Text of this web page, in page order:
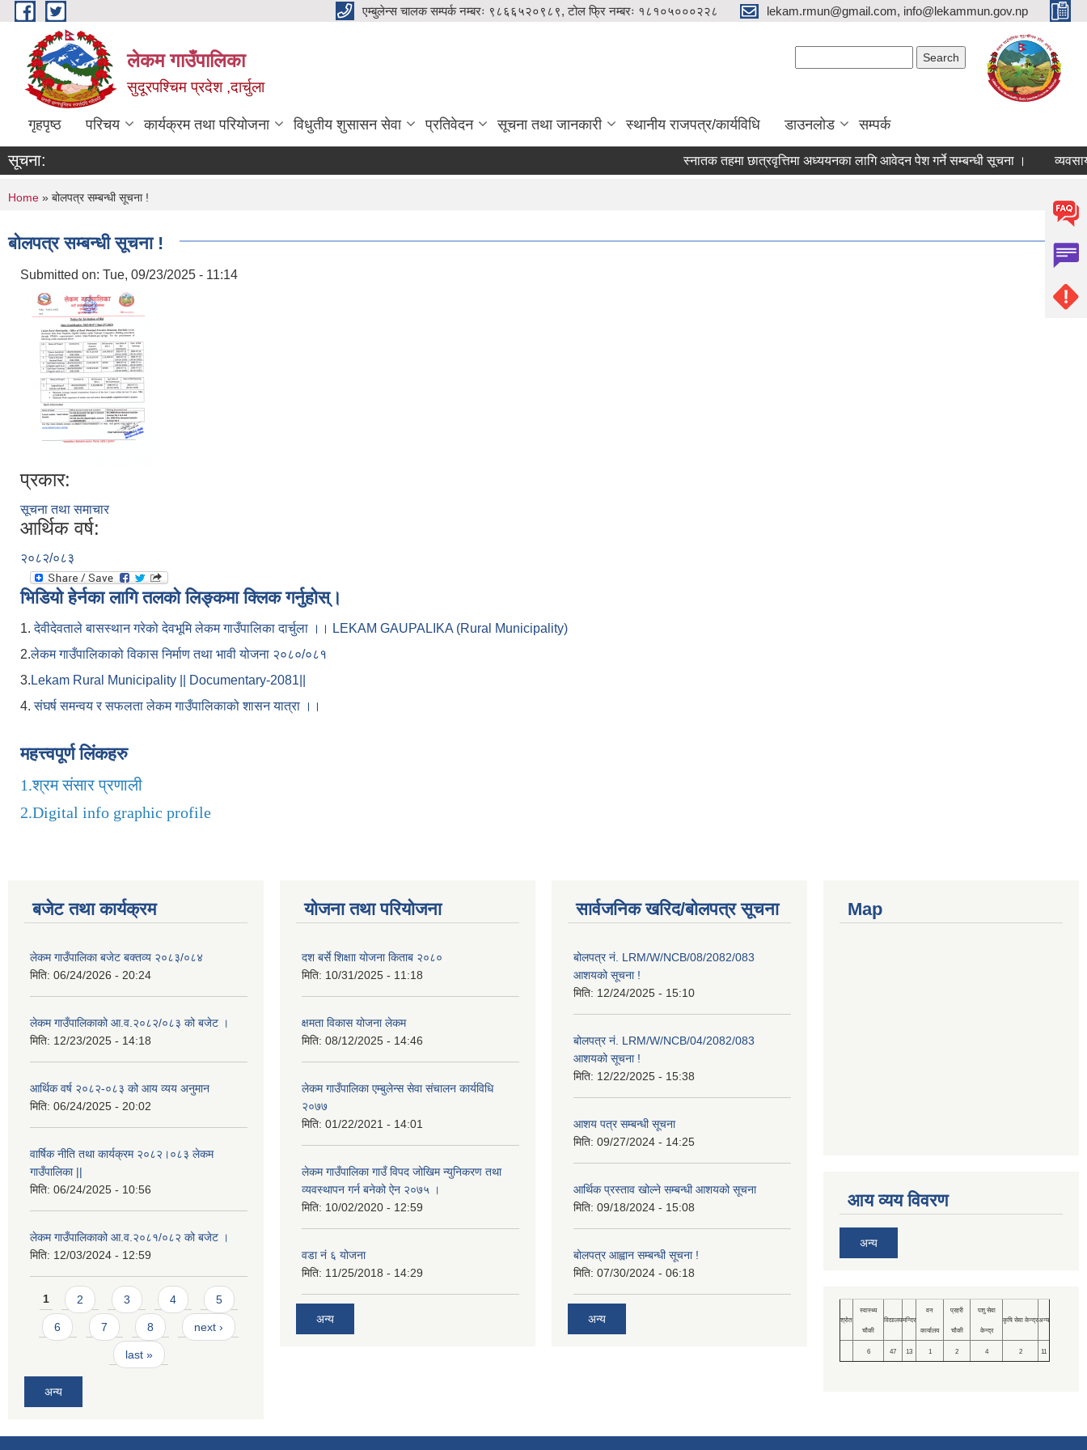
Skip to main content एम्बुलेन्स चालक सम्पर्क नम्बरः ९८६६५२०९८९, टोल फ्रि नम्बरः १८१०५०००२२८ lekam.rmun@gmail.com, info@lekammun.gov.np
लेकम गाउँपालिका
सुदूरपश्चिम प्रदेश ,दार्चुला
गृहपृष्ठ परिचय कार्यक्रम तथा परियोजना विधुतीय शुसासन सेवा प्रतिवेदन सूचना तथा जानकारी स्थानीय राजपत्र/कार्यविधि डाउनलोड सम्पर्क
सूचना: स्नातक तहमा छात्रवृत्तिमा अध्ययनका लागि आवेदन पेश गर्ने सम्बन्धी सूचना । व्यवसाय
You are here
Home » बोलपत्र सम्बन्धी सूचना !
बोलपत्र सम्बन्धी सूचना !
Submitted on: Tue, 09/23/2025 - 11:14
प्रकार:
सूचना तथा समाचार
आर्थिक वर्ष:
२०८२/०८३
भिडियो हेर्नका लागि तलको लिङ्कमा क्लिक गर्नुहोस्।
1.देवीदेवताले बासस्थान गरेको देवभूमि लेकम गाउँपालिका दार्चुला ।। LEKAM GAUPALIKA (Rural Municipality)
2.लेकम गाउँपालिकाको विकास निर्माण तथा भावी योजना २०८०/०८१
3. Lekam Rural Municipality || Documentary-2081||
4.संघर्ष समन्वय र सफलता लेकम गाउँपालिकाको शासन यात्रा ।।
महत्त्वपूर्ण लिंकहरु
1.श्रम संसार प्रणाली
2.Digital info graphic profile
बजेट तथा कार्यक्रम
लेकम गाउँपालिका बजेट बक्तव्य २०८३/०८४
मिति: 06/24/2026 - 20:24
लेकम गाउँपालिकाको आ.व.२०८२/०८३ को बजेट ।
मिति: 12/23/2025 - 14:18
आर्थिक वर्ष २०८२-०८३ को आय व्यय अनुमान
मिति: 06/24/2025 - 20:02
वार्षिक नीति तथा कार्यक्रम २०८२।०८३ लेकम
गाउँपालिका ||
मिति: 06/24/2025 - 10:56
लेकम गाउँपालिकाको आ.व.२०८१/०८२ को बजेट ।
मिति: 12/03/2024 - 12:59
Pages
1 2 3 4 5
6 7 8 next ›
last »
अन्य
योजना तथा परियोजना
दश बर्से शिक्षाा योजना किताब २०८०
मिति: 10/31/2025 - 11:18
क्षमता विकास योजना लेकम
मिति: 08/12/2025 - 14:46
लेकम गाउँपालिका एम्बुलेन्स सेवा संचालन कार्यविधि
२०७७
मिति: 01/22/2021 - 14:01
लेकम गाउँपालिका गाउँ विपद जोखिम न्युनिकरण तथा
व्यवस्थापन गर्न बनेको ऐन २०७५ ।
मिति: 10/02/2020 - 12:59
वडा नं ६ योजना
मिति: 11/25/2018 - 14:29
अन्य
सार्वजनिक खरिद/बोलपत्र सूचना
बोलपत्र नं. LRM/W/NCB/08/2082/083
आशयको सूचना !
मिति: 12/24/2025 - 15:10
बोलपत्र नं. LRM/W/NCB/04/2082/083
आशयको सूचना !
मिति: 12/22/2025 - 15:38
आशय पत्र सम्बन्धी सूचना
मिति: 09/27/2024 - 14:25
आर्थिक प्रस्ताव खोल्ने सम्बन्धी आशयको सूचना
मिति: 09/18/2024 - 15:08
बोलपत्र आह्वान सम्बन्धी सूचना !
मिति: 07/30/2024 - 06:18
अन्य
Map
आय व्यय विवरण
अन्य
श्रोत
स्वास्थ्य
चौकी
विद्यालयमन्दिर
वन
कार्यालय
प्रहरी
चौकी
पशु सेवा
केन्द्र
कृषि सेवा केन्द्रअन्य
6 47 13 1 2 4 2 11